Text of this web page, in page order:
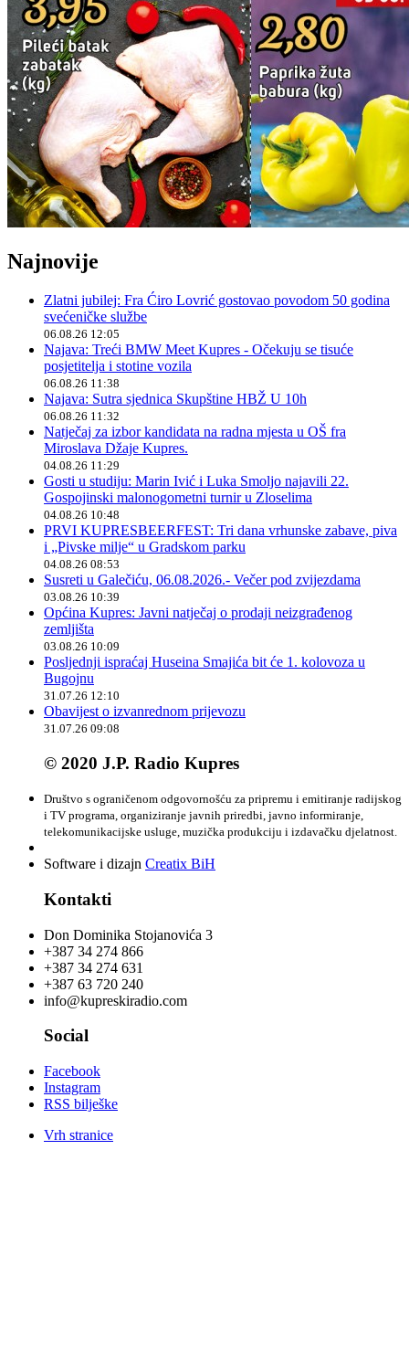
Najnovije
Zlatni jubilej: Fra Ćiro Lovrić gostovao povodom 50 godina
svećeničke službe
06.08.26 12:05
Najava: Treći BMW Meet Kupres - Očekuju se tisuće
posjetitelja i stotine vozila
06.08.26 11:38
Najava: Sutra sjednica Skupštine HBŽ U 10h
06.08.26 11:32
Natječaj za izbor kandidata na radna mjesta u OŠ fra
Miroslava Džaje Kupres.
04.08.26 11:29
Gosti u studiju: Marin Ivić i Luka Smoljo najavili 22.
Gospojinski malonogometni turnir u Zloselima
04.08.26 10:48
PRVI KUPRESBEERFEST: Tri dana vrhunske zabave, piva
i „Pivske milje“ u Gradskom parku
04.08.26 08:53
Susreti u Galečiću, 06.08.2026.- Večer pod zvijezdama
03.08.26 10:39
Općina Kupres: Javni natječaj o prodaji neizgrađenog
zemljišta
03.08.26 10:09
Posljednji ispraćaj Huseina Smajića bit će 1. kolovoza u
Bugojnu
31.07.26 12:10
Obavijest o izvanrednom prijevozu
31.07.26 09:08
© 2020 J.P. Radio Kupres
Društvo s ograničenom odgovornošću za pripremu i emitiranje radijskog
i TV programa, organiziranje javnih priredbi, javno informiranje,
telekomunikacijske usluge, muzička produkciju i izdavačku djelatnost.
Software i dizajn Creatix BiH
Kontakti
Don Dominika Stojanovića 3
+387 34 274 866
+387 34 274 631
+387 63 720 240
info@kupreskiradio.com
Social
Facebook
Instagram
RSS bilješke
Vrh stranice